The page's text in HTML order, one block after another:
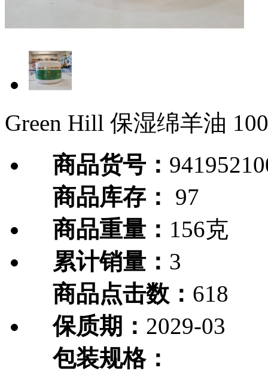
Green Hill 保湿绵羊油
商品货号：
商品库存：
97
商品重量： 156克
累计销量： 3
商品点击数： 618
保质期： 2029-03
包装规格：